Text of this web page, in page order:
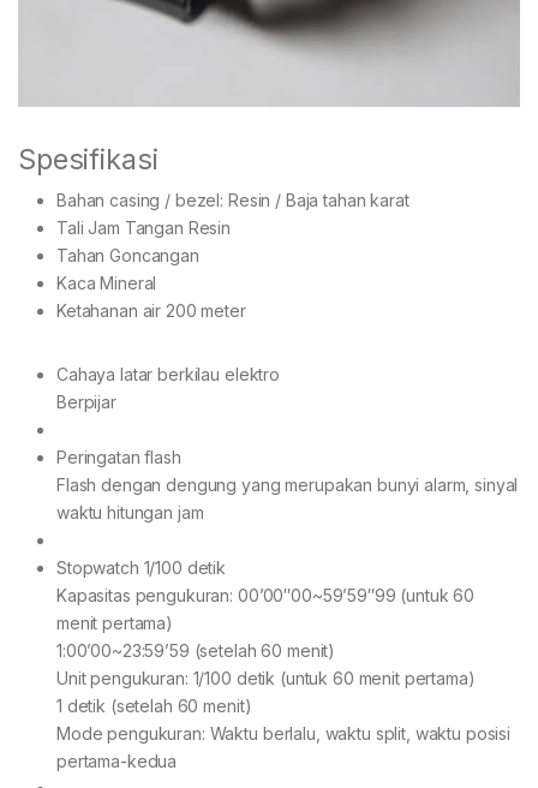
Spesifikasi
Bahan casing / bezel: Resin / Baja tahan karat
Tali Jam Tangan Resin
Tahan Goncangan
Kaca Mineral
Ketahanan air 200 meter
Cahaya latar berkilau elektro
Berpijar
Peringatan flash
Flash dengan dengung yang merupakan bunyi alarm, sinyal
waktu hitungan jam
Stopwatch 1/100 detik
Kapasitas pengukuran: 00’00″00~59’59″99 (untuk 60
menit pertama)
1:00’00~23:59’59 (setelah 60 menit)
Unit pengukuran: 1/100 detik (untuk 60 menit pertama)
1 detik (setelah 60 menit)
Mode pengukuran: Waktu berlalu, waktu split, waktu posisi
pertama-kedua